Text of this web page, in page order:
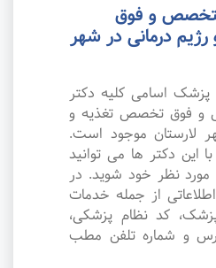
و فوق
درمانی در شهر
اسامی کلیه دکتر
و فوق تخصص تغذیه و
لارستان موجود است.
این دکتر ها می توانید
مورد نظر خود شوید. در
از جمله خدمات
کد نظام پزشکی،
و شماره تلفن مطب